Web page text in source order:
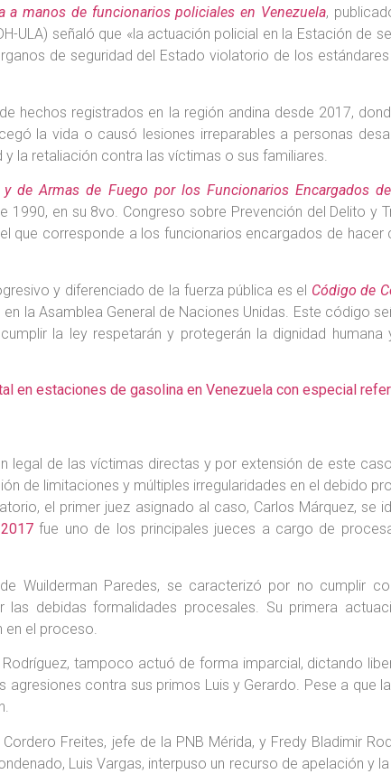
manos de funcionarios policiales en Venezuela,
ULA) señaló que «la actuación policial en la Estación de
de seguridad del Estado violatorio de los
hechos registrados en la región andina desde 2017,
la vida o causó lesiones irreparables a personas
la retaliación contra las víctimas o sus familiares.
de Armas de Fuego por los Funcionarios Encargados
1990, en su 8vo. Congreso sobre Prevención del Delito y
que corresponde a los funcionarios encargados de
y diferenciado de la fuerza pública es el Código de
la Asamblea General de Naciones Unidas. Este código
la ley respetarán y protegerán la dignidad
en estaciones de gasolina en Venezuela con especial
legal de las víctimas directas y por extensión de este
de limitaciones y múltiples irregularidades en el debido
el primer juez asignado al caso, Carlos Márquez, se
fue uno de los principales jueces a cargo de
Wuilderman Paredes, se caracterizó por no cumplir
las debidas formalidades procesales. Su primera
en el proceso.
tampoco actuó de forma imparcial, dictando
contra sus primos Luis y Gerardo. Pese a que
Freites, jefe de la PNB Mérida, y Fredy Bladimir
Luis Vargas, interpuso un recurso de apelación y